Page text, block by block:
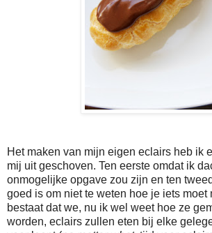
Het maken van mijn eigen eclairs heb ik
mij uit geschoven. Ten eerste omdat ik
onmogelijke opgave zou zijn en ten
goed is om niet te weten hoe je iets moet
bestaat dat we, nu ik wel weet hoe ze
worden, eclairs zullen eten bij elke